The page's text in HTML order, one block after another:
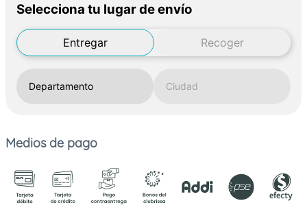
Selecciona tu lugar de envío
Entregar Recoger
Medios de pago